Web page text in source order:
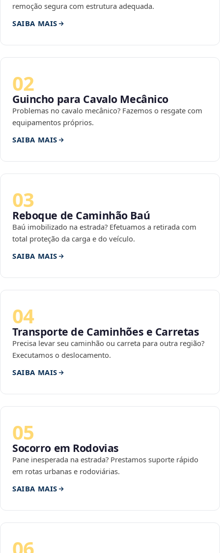
remoção segura com estrutura adequada.
SAIBA MAIS
02
Guincho para Cavalo Mecânico
Problemas no cavalo mecânico? Fazemos o resgate com
equipamentos próprios.
SAIBA MAIS
03
Reboque de Caminhão Baú
Baú imobilizado na estrada? Efetuamos a retirada com
total proteção da carga e do veículo.
SAIBA MAIS
04
Transporte de Caminhões e Carretas
Precisa levar seu caminhão ou carreta para outra região?
Executamos o deslocamento.
SAIBA MAIS
05
Socorro em Rodovias
Pane inesperada na estrada? Prestamos suporte rápido
em rotas urbanas e rodoviárias.
SAIBA MAIS